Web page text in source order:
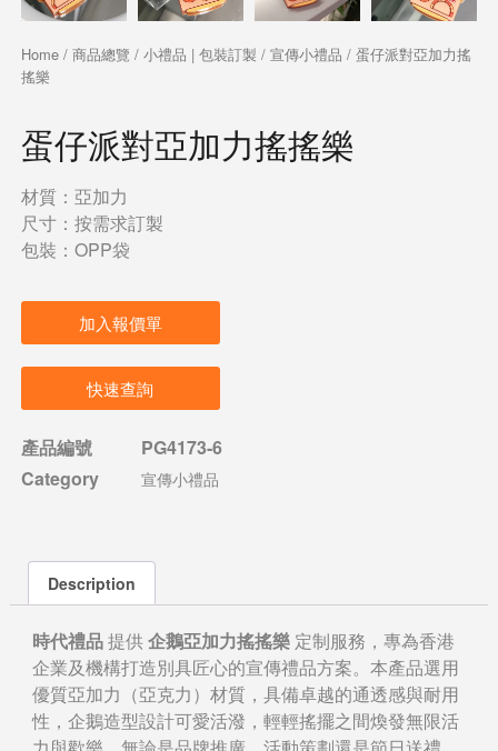
Home/ 商品總覽 / 小禮品 | 包裝訂製 / 宣傳小禮品 / 蛋仔派對亞加力搖
搖樂
蛋仔派對亞加力搖搖樂
材質：亞加力
尺寸：按需求訂製
包裝：OPP袋
加入報價單
快速查詢
產品編號
PG4173-6
Category
宣傳小禮品
Description
時代禮品提供企鵝亞加力搖搖樂定制服務，專為香港
企業及機構打造別具匠心的宣傳禮品方案。本產品選用
優質亞加力（亞克力）材質，具備卓越的通透感與耐用
性，企鵝造型設計可愛活潑，輕輕搖擺之間煥發無限活